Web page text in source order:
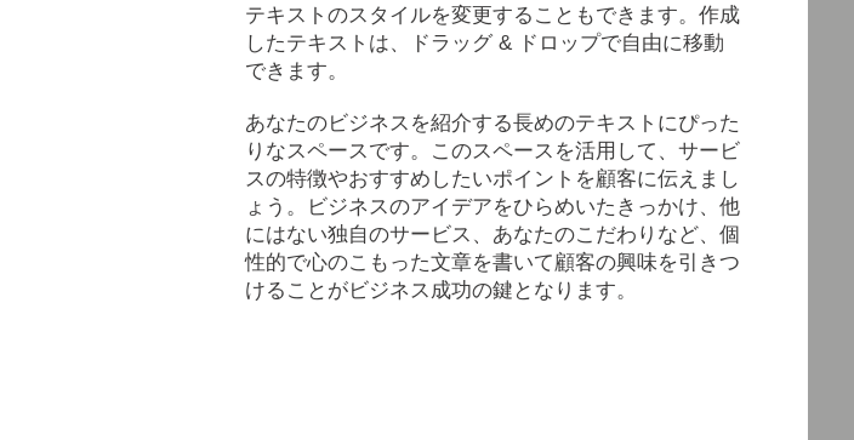
テキストのスタイルを変更することもできます。作成
したテキストは、ドラッグ & ドロップで自由に移動
できます。
あなたのビジネスを紹介する長めのテキストにぴった
りなスペースです。このスペースを活用して、サービ
スの特徴やおすすめしたいポイントを顧客に伝えまし
ょう。ビジネスのアイデアをひらめいたきっかけ、他
にはない独自のサービス、あなたのこだわりなど、個
性的で心のこもった文章を書いて顧客の興味を引きつ
けることがビジネス成功の鍵となります。